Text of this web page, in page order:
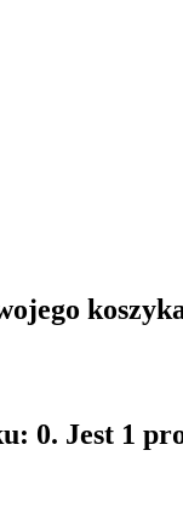
0. Jest 1